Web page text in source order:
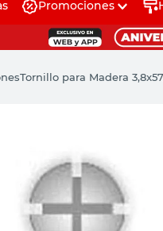
Promociones
Tornillo para Madera